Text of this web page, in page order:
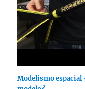
Modelismo